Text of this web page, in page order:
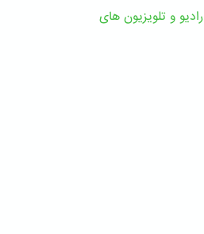
و تلویزیون های